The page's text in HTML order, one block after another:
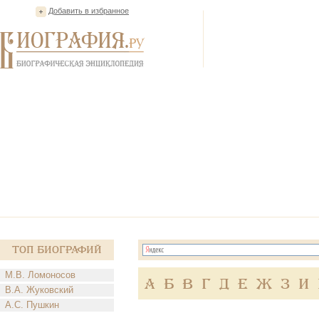
Добавить в избранное
Топ Биографий
М.В. Ломоносов
В.А. Жуковский
А.С. Пушкин
А Б В Г Д Е Ж З И